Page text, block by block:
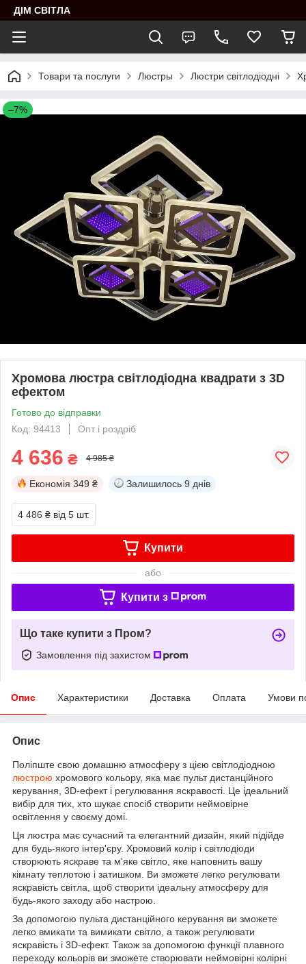
ДІМ СВІТЛА
Товари та послуги Люстры Люстри світлодіодні
–7%
Хромова люстра світлодіодна квадрати з 3D
ефектом
Готово до відправки
Код: 94413
Опт і роздріб
4 636 ₴ 4 985 ₴
Економія 349 ₴ Залишилось 9 днів
4 486 ₴ від 5 шт.
Купити
або
Купити з
Що таке купити з Пром?
Замовлення під захистом
Опис Характеристики Доставка Оплата Умови
Опис
Поліпште свою домашню атмосферу з цією світлодіодною
люстрою хромового кольору, яка має пульт дистанційного
керування, 3D-ефект і регулювання яскравості. Це ідеальний
вибір для тих, хто шукає спосіб створити неймовірне
освітлення у своєму домі.
Ця люстра має сучасний та елегантний дизайн, який підійде
для будь-якого інтер'єру. Хромовий колір і світлодіоди
створюють яскраве та м'яке світло, яке наповнить вашу
кімнату теплотою і затишком. Ви зможете легко регулювати
яскравість світла, щоб створити ідеальну атмосферу для
будь-якого заходу або настрою.
За допомогою пульта дистанційного керування ви зможете
легко вмикати та вимикати світло, а також регулювати
яскравість і 3D-ефект. Також за допомогою функції плавного
переходу кольорів ви зможете створювати неймовірні колірні